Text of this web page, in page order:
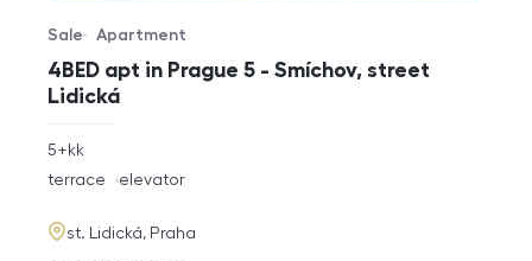
4BED apt in Prague 5 - Smíchov, street
Lidická
Offer type
Sale
Property type
Apartment
rozměry
5+kk
funkce
terrace elevator
adresa
st. Lidická, Praha